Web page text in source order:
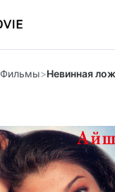
Фильмы>Невинная